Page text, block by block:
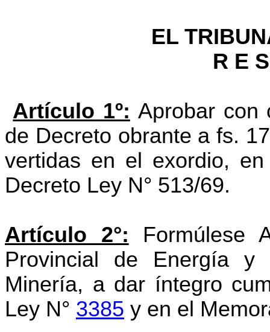
EL
R E
Artículo 1º: Aprobar con
de Decreto obrante a fs.
vertidas en el exordio,
Decreto Ley N° 513/69.
Artículo 2°: Formúlese
Provincial de Energía
Minería, a dar íntegro
Ley N° 3385 y en el